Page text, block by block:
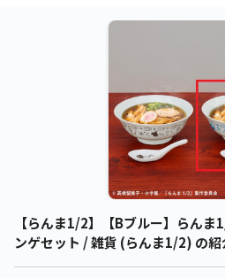
【らんま1/2】【Bブルー】らん
ンゲセット / 雑貨 (らんま1/2) の紹